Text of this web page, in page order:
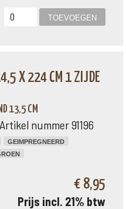
X 224 CM 1 ZIJDE
13,5 CM
nummer 91196
GEIMPREGNEERD
€ 8,95
Prijs incl. 21% btw